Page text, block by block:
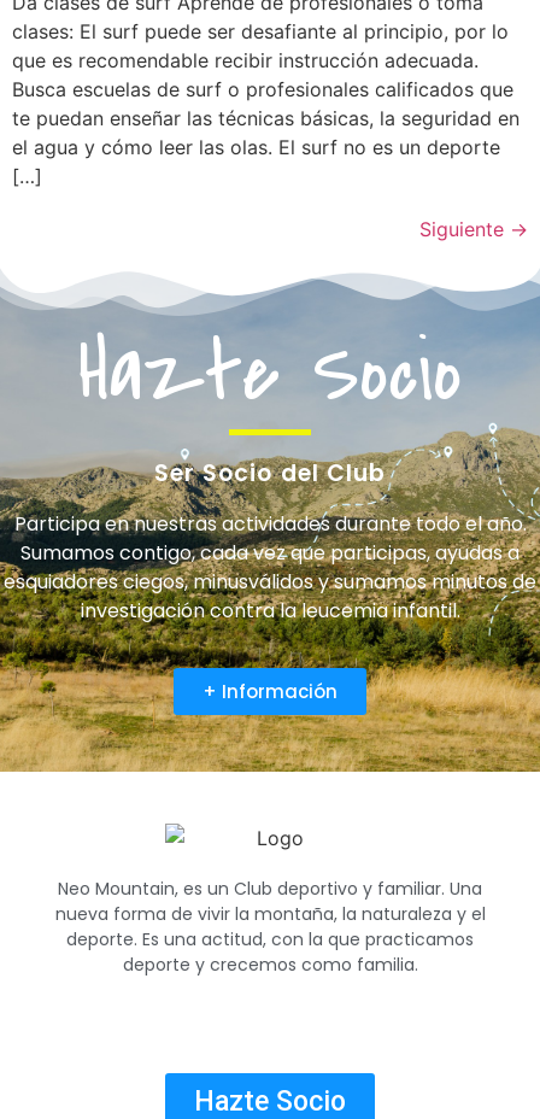
clases: El surf puede ser desafiante al principio, por lo
que es recomendable recibir instrucción adecuada.
Busca escuelas de surf o profesionales calificados que
te puedan enseñar las técnicas básicas, la seguridad en
el agua y cómo leer las olas. El surf no es un deporte
[…]
Siguiente →
Hazte Socio
Ser Socio del Club
Participa en nuestras actividades durante todo el año.
Sumamos contigo, cada vez que participas, ayudas a
esquiadores ciegos, minusválidos y sumamos minutos de
investigación contra la leucemia infantil.
+ Información
Neo Mountain, es un Club deportivo y familiar. Una
nueva forma de vivir la montaña, la naturaleza y el
deporte. Es una actitud, con la que practicamos
deporte y crecemos como familia.
Hazte Socio